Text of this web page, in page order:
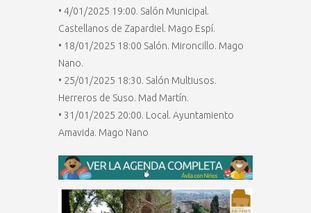
• 4/01/2025 19:00. Salón Municipal.
Castellanos de Zapardiel. Mago Espí.
• 18/01/2025 18:00 Salón. Mironcillo. Mago
Nano.
• 25/01/2025 18:30. Salón Multiusos.
Herreros de Suso. Mad Martín.
• 31/01/2025 20:00. Local. Ayuntamiento
Amavida. Mago Nano